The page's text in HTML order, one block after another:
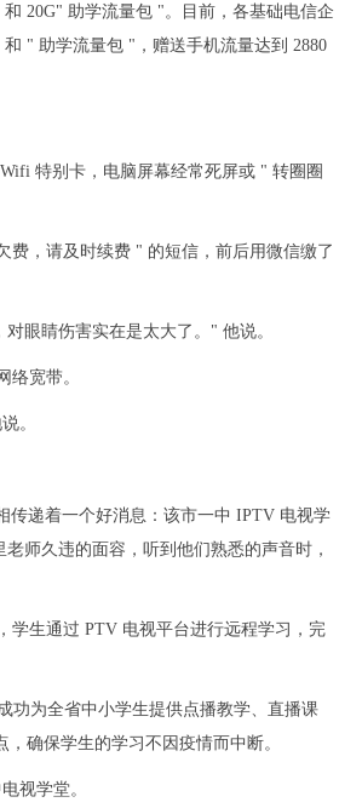
20G" 助学流量包 "。目前，各基础电信企
" 助学流量包 "，赠送手机流量达到 2880
特别卡，电脑屏幕经常死屏或 " 转圈圈
费，请及时续费 " 的短信，前后用微信缴了
眼睛伤害实在是太大了。" 他说。
宽带。
。
传递着一个好消息：该市一中 IPTV 电视学
师久违的面容，听到他们熟悉的声音时，
学生通过 PTV 电视平台进行远程学习，完
功为全省中小学生提供点播教学、直播课
确保学生的学习不因疫情而中断。
视学堂。